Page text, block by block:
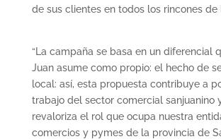
de sus clientes en todos los rincones de
“La campaña se basa en un diferencial
Juan asume como propio: el hecho de
local: así, esta propuesta contribuye a
trabajo del sector comercial sanjuanino
revaloriza el rol que ocupa nuestra
comercios y pymes de la provincia de